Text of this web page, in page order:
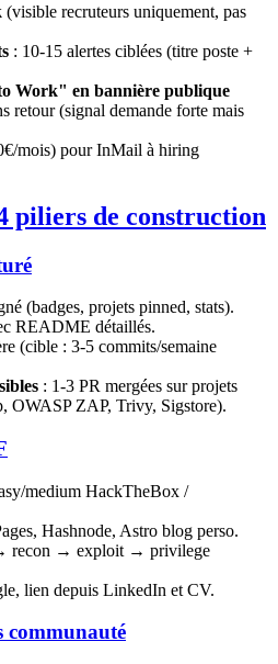
(visible recruteurs uniquement, pas
: 10-15 alertes ciblées (titre poste +
Work" en bannière publique
retour (signal demande forte mais
mois) pour InMail à hiring
piliers de construction
(badges, projets pinned, stats).
README détaillés.
(cible : 3-5 commits/semaine
: 1-3 PR mergées sur projets
OWASP ZAP, Trivy, Sigstore).
medium HackTheBox /
Hashnode, Astro blog perso.
recon → exploit → privilege
lien depuis LinkedIn et CV.